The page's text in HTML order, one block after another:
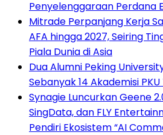
Penyelenggaraan Perdana
Mitrade Perpanjang Kerja
AFA hingga 2027, Seiring
Piala Dunia di Asia
Dua Alumni Peking
Sebanyak 14 Akademisi
Synagie Luncurkan Geene
SingData, dan FLY
Pendiri Ekosistem “AI